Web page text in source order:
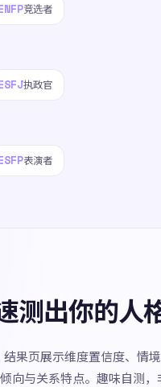
竞选者
执政官
表演者
出你的人
果页展示维度置信度、情
向与关系特点。趣味自测，